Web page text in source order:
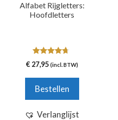
Alfabet Rijgletters:
Hoofdletters
4.50
van 5
€27,95 (incl. BTW)
Bestellen
Verlanglijst